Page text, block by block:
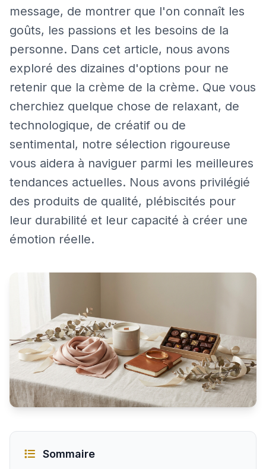
message, de montrer que l'on connaît les
goûts, les passions et les besoins de la
personne. Dans cet article, nous avons
exploré des dizaines d'options pour ne
retenir que la crème de la crème. Que vous
cherchiez quelque chose de relaxant, de
technologique, de créatif ou de
sentimental, notre sélection rigoureuse
vous aidera à naviguer parmi les meilleures
tendances actuelles. Nous avons privilégié
des produits de qualité, plébiscités pour
leur durabilité et leur capacité à créer une
émotion réelle.
Sommaire